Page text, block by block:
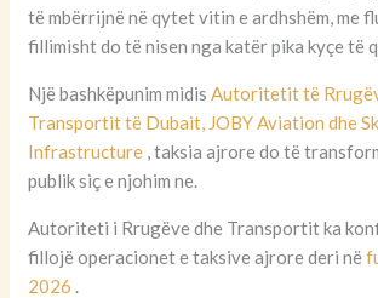
të mbërrijnë në qytet vitin e ardhshëm, me
fillimisht do të nisen nga katër pika kyçe të
Një bashkëpunim midisAutoritetit të
Transportit të Dubait, JOBY Aviation dhe
Infrastructure , taksia ajrore do të
publik siç e njohim ne.
Autoriteti i Rrugëve dhe Transportit ka
fillojë operacionet e taksive ajrore deri në
2026 .